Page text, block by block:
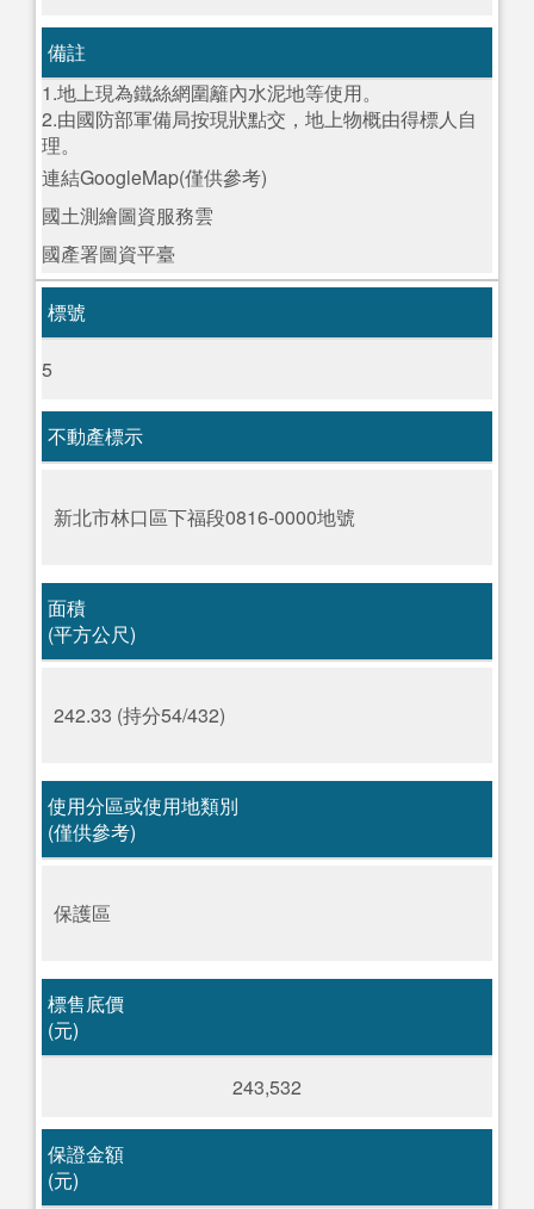
備註
1.地上現為鐵絲網圍籬內水泥地等使用。
2.由國防部軍備局按現狀點交，地上物概由得標人自
理。
連結GoogleMap(僅供參考)
國土測繪圖資服務雲
國產署圖資平臺
標號
5
不動產標示
新北市林口區下福段0816-0000地號
面積
(平方公尺)
242.33 (持分54/432)
使用分區或使用地類別
(僅供參考)
保護區
標售底價
(元)
243,532
保證金額
(元)